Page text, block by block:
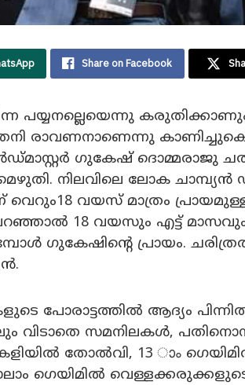
Share on Facebook
പയ്യനല്ലെയെന്നു
രാവണനാണെന്നു
ഗുകേഷ് ദൊമ്മരാജു
നിലവിലെ ലോക
വെറും18 വയസ് മാത്രം
18 വയസും എട്ട്
ഗുകേഷിന്റെ പ്രായം.
പോരാട്ടത്തിൽ ആദ്യം പിന്നിൽ,
വിടാതെ സമനിലകൾ,
തോൽവി, 13 ാം
ഗെയിമിൽ